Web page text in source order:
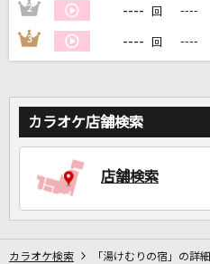
2 ---- 回 ----
3 ---- 回 ----
カラオケ店舗検索
店舗検索
カラオケ検索 「湯けむりの宿」の詳細